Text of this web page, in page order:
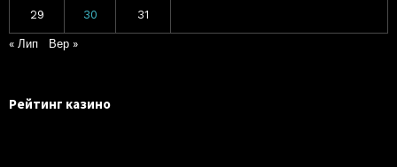
29 30 31
« Лип Вер »
Рейтинг казино